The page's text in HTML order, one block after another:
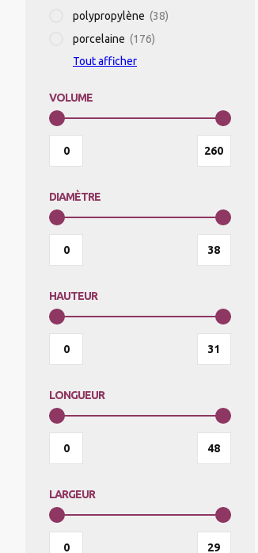
polypropylène (38)
porcelaine (176)
Tout afficher
VOLUME
DIAMÈTRE
HAUTEUR
LONGUEUR
LARGEUR